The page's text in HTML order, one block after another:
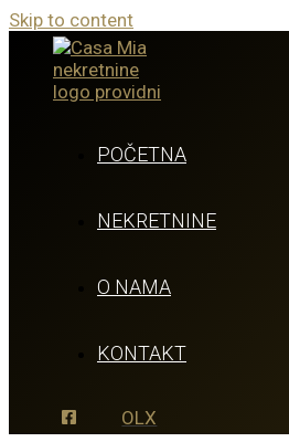
Skip to content
POČETNA
NEKRETNINE
O NAMA
KONTAKT
OLX